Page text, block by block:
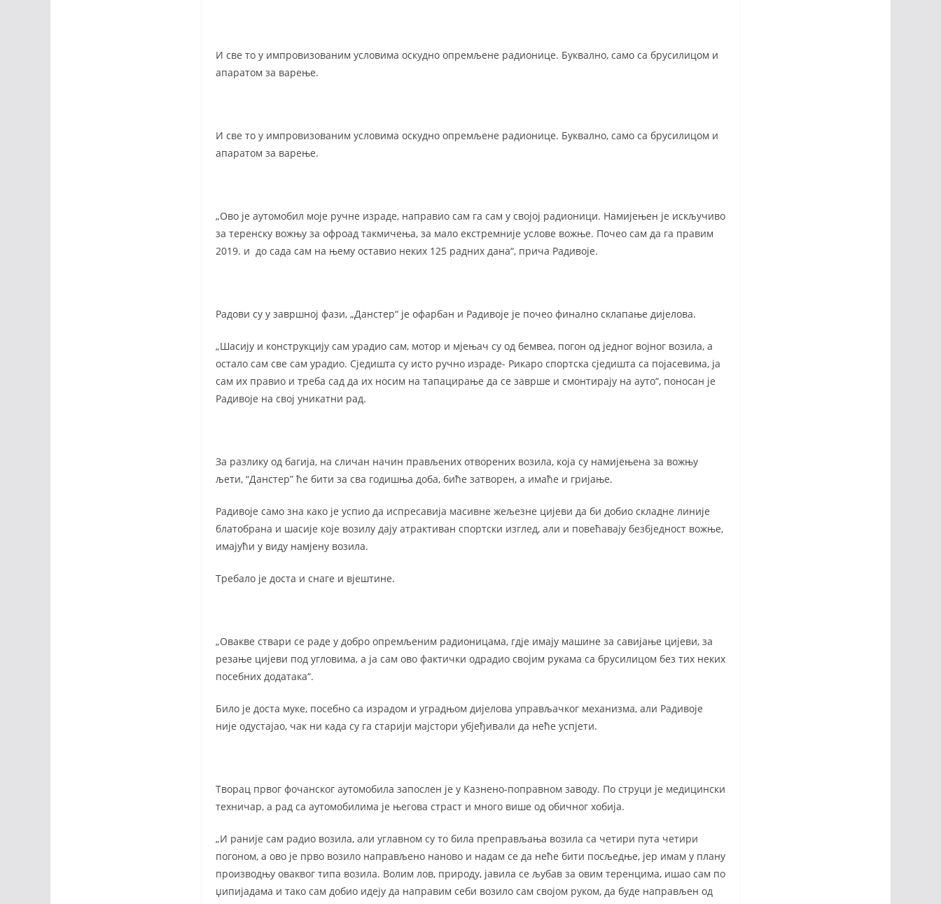
И све то у импровизованим условима оскудно опремљене радионице. Буквално, само са брусилицом и
апаратом за варење.
И све то у импровизованим условима оскудно опремљене радионице. Буквално, само са брусилицом и
апаратом за варење.
„Ово је аутомобил моје ручне израде, направио сам га сам у својој радионици. Намијењен је искључиво
за теренску вожњу за офроад такмичења, за мало екстремније услове вожње. Почео сам да га правим
2019. и до сада сам на њему оставио неких 125 радних дана“, прича Радивоје.
Радови су у завршној фази, „Данстер“ је офарбан и Радивоје је почео финално склапање дијелова.
„Шасију и конструкцију сам урадио сам, мотор и мјењач су од бемвеа, погон од једног војног возила, а
остало сам све сам урадио. Сједишта су исто ручно израде- Рикаро спортска сједишта са појасевима, ја
сам их правио и треба сад да их носим на тапацирање да се заврше и смонтирају на ауто“, поносан је
Радивоје на свој уникатни рад.
За разлику од багија, на сличан начин прављених отворених возила, која су намијењена за вожњу
љети, “Данстер” ће бити за сва годишња доба, биће затворен, а имаће и гријање.
Радивоје само зна како је успио да испресавија масивне жељезне цијеви да би добио складне линије
блатобрана и шасије које возилу дају атрактиван спортски изглед, али и повећавају безбједност вожње,
имајући у виду намјену возила.
Требало је доста и снаге и вјештине.
„Овакве ствари се раде у добро опремљеним радионицама, гдје имају машине за савијање цијеви, за
резање цијеви под угловима, а ја сам ово фактички одрадио својим рукама са брусилицом без тих неких
посебних додатака“.
Било је доста муке, посебно са израдом и уградњом дијелова управљачког механизма, али Радивоје
није одустајао, чак ни када су га старији мајстори убјеђивали да неће успјети.
Творац првог фочанског аутомобила запослен је у Казнено-поправном заводу. По струци је медицински
техничар, а рад са аутомобилима је његова страст и много више од обичног хобија.
„И раније сам радио возила, али углавном су то била преправљања возила са четири пута четири
погоном, а ово је прво возило направљено наново и надам се да неће бити посљедње, јер имам у плану
производњу оваквог типа возила. Волим лов, природу, јавила се љубав за овим теренцима, ишао сам по
џипијадама и тако сам добио идеју да направим себи возило сам својом руком, да буде направљен од